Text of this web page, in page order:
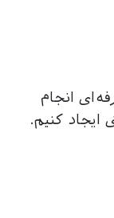
انجام
ایجاد کنیم.